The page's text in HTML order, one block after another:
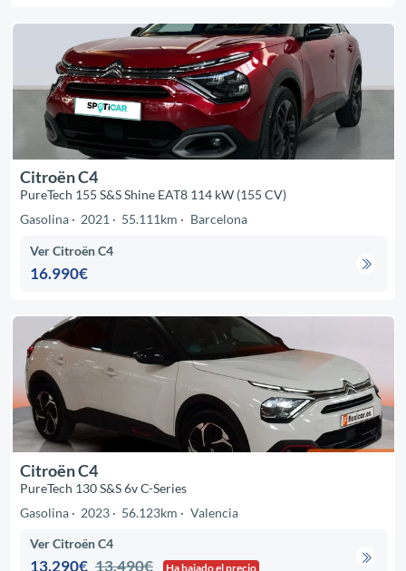
Citroën C4
PureTech 155 S&S Shine EAT8 114 kW (155 CV)
Gasolina
2021 55.111km Barcelona
Ver Citroën C4
16.990€
Citroën C4
PureTech 130 S&S 6v C-Series
Gasolina
2023 56.123km Valencia
Ver Citroën C4
13.290€ 13.490€ Ha bajado el precio